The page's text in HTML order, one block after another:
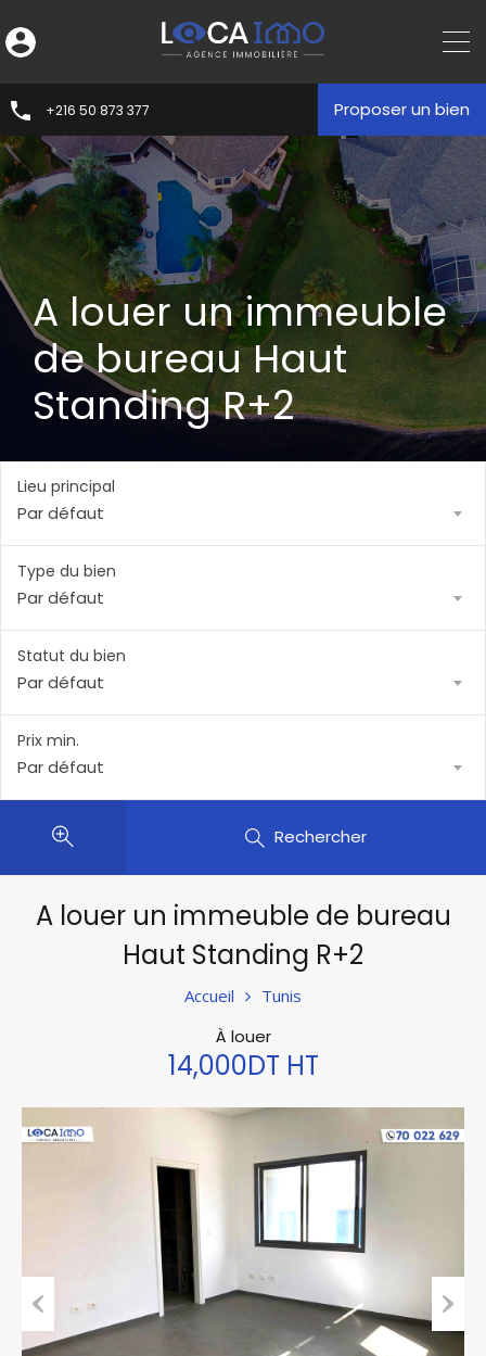
+216 50 873 377 Proposer un bien
A louer un immeuble
de bureau Haut
Standing R+2
Lieu principal
Par défaut
Type du bien
Par défaut
Statut du bien
Par défaut
Prix min.
Par défaut
Rechercher
A louer un immeuble de bureau
Haut Standing R+2
Accueil Tunis
À louer
14,000DT HT
Previous Next